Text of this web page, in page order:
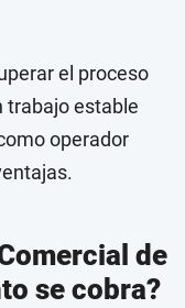
el proceso
trabajo estable
operador
de
se cobra?